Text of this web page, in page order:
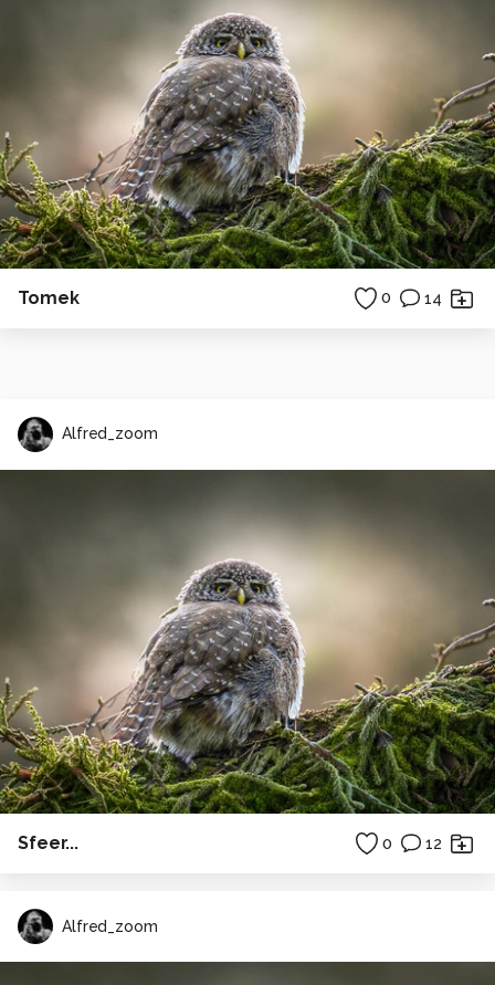
Tomek 0 14
Alfred_zoom
Sfeer... 0 12
Alfred_zoom